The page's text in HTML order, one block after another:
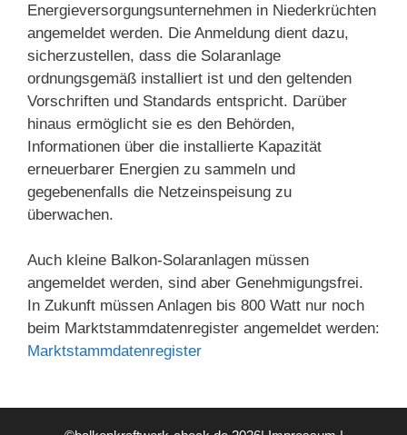
Energieversorgungsunternehmen in Niederkrüchten
angemeldet werden. Die Anmeldung dient dazu,
sicherzustellen, dass die Solaranlage
ordnungsgemäß installiert ist und den geltenden
Vorschriften und Standards entspricht. Darüber
hinaus ermöglicht sie es den Behörden,
Informationen über die installierte Kapazität
erneuerbarer Energien zu sammeln und
gegebenenfalls die Netzeinspeisung zu
überwachen.
Auch kleine Balkon-Solaranlagen müssen
angemeldet werden, sind aber Genehmigungsfrei.
In Zukunft müssen Anlagen bis 800 Watt nur noch
beim Marktstammdatenregister angemeldet werden:
Marktstammdatenregister